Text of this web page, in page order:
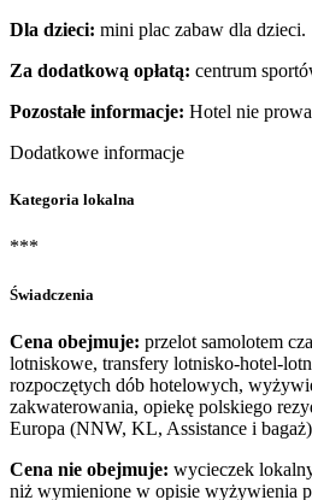
Dla dzieci: mini plac zabaw dla dzieci.
Za dodatkową opłatą: centrum
Pozostałe informacje: Hotel nie
Dodatkowe informacje
Kategoria lokalna
***
Świadczenia
Cena obejmuje: przelot samolotem
lotniskowe, transfery lotnisko-hotel-
rozpoczętych dób hotelowych,
zakwaterowania, opiekę polskiego
Europa (NNW, KL, Assistance i
Cena nie obejmuje: wycieczek
niż wymienione w opisie wyżywienia